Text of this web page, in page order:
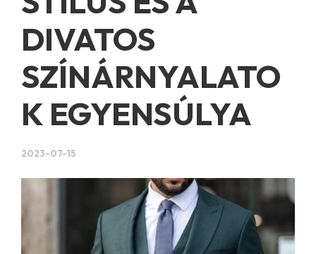
DIVATOS
SZÍNÁRNYALATO
K EGYENSÚLYA
2023-07-15